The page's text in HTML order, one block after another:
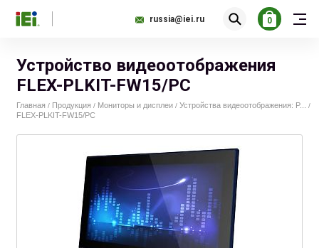
russia@iei.ru 0
Устройство видеоотображения
FLEX-PLKIT-FW15/PC
Главная / Продукция / Мониторы и дисплеи / Устройства видеоотображения: P... /
FLEX-PLKIT-FW15/PC